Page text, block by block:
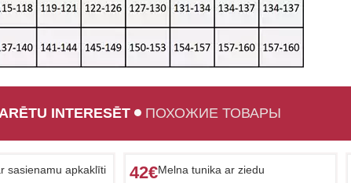
INTERESĒT ПОХОЖИЕ ТОВАРЫ
sasienamu apkaklīti 42€Melna tunika ar ziedu